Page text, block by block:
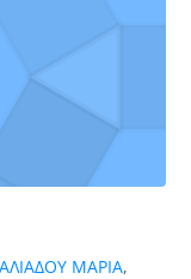
ΜΑΡΙΑ,